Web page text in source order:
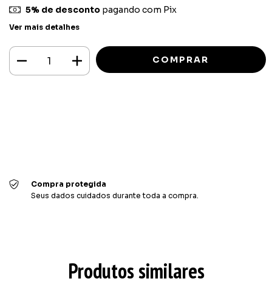
5% de descontopagando com Pix
Ver mais detalhes
Compra protegida
Seus dados cuidados durante toda a compra.
Produtos similares